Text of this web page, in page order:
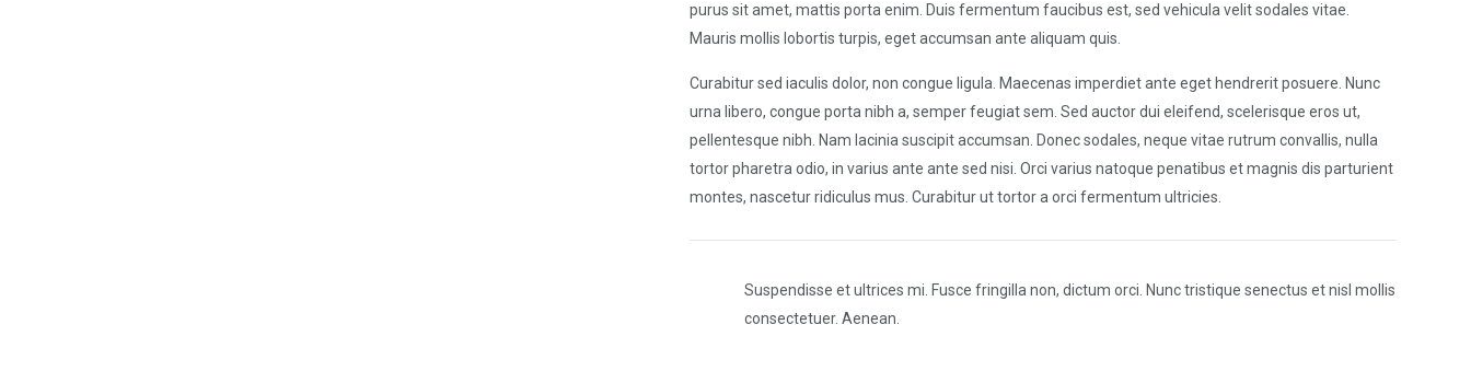
purus sit amet, mattis porta enim. Duis fermentum faucibus est, sed vehicula velit sodales vitae.
Mauris mollis lobortis turpis, eget accumsan ante aliquam quis.
Curabitur sed iaculis dolor, non congue ligula. Maecenas imperdiet ante eget hendrerit posuere. Nunc
urna libero, congue porta nibh a, semper feugiat sem. Sed auctor dui eleifend, scelerisque eros ut,
pellentesque nibh. Nam lacinia suscipit accumsan. Donec sodales, neque vitae rutrum convallis, nulla
tortor pharetra odio, in varius ante ante sed nisi. Orci varius natoque penatibus et magnis dis parturient
montes, nascetur ridiculus mus. Curabitur ut tortor a orci fermentum ultricies.
Suspendisse et ultrices mi. Fusce fringilla non, dictum orci. Nunc tristique senectus et nisl mollis
consectetuer. Aenean.